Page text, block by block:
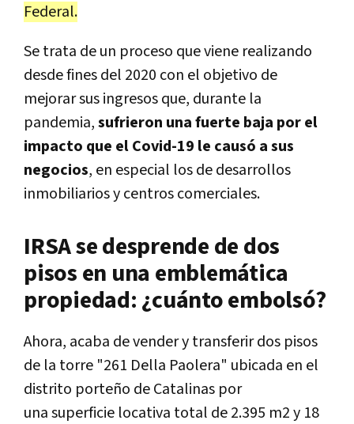
Federal.
Se trata de un proceso que viene realizando
desde fines del 2020 con el objetivo de
mejorar sus ingresos que, durante la
pandemia,sufrieron una fuerte baja por el
impacto que el Covid-19 le causó a sus
negocios, en especial los de desarrollos
inmobiliarios y centros comerciales.
IRSA se desprende de dos
pisos en una emblemática
propiedad: ¿cuánto embolsó?
Ahora, acaba de vender y transferir dos pisos
de la torre "261 Della Paolera" ubicada en el
distrito porteño de Catalinas por
una superficie locativa total de 2.395 m2 y 18